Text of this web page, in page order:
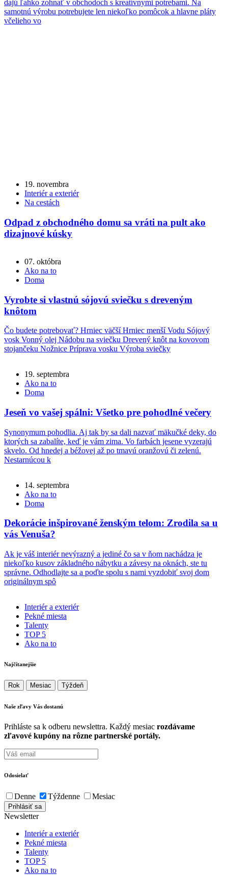
dajú ľahko zohnať v obchodoch s kreatívnymi potrebami. Na
samotnú výrobu potrebujete len niekoľko pomôcok a hlavne pláty
včelieho vo
19. novembra
Interiér a exteriér
Na cestách
Odpad z obchodného domu sa vráti na pult ako
dizajnové kúsky
07. októbra
Ako na to
Doma
Vyrobte si vlastnú sójovú sviečku s dreveným
knôtom
Čo budete potrebovať? Hrniec väčší Hrniec menší Vodu Sójový
vosk Vonný olej Nádobu na sviečku Drevený knôt na kovovom
stojančeku Nožnice Príprava vosku Výroba sviečky
19. septembra
Ako na to
Doma
Jeseň vo vašej spálni: Všetko pre pohodlné večery
Synonymum pohodlia. Aj tak by sa dali nazvať mäkučké deky, do
ktorých sa zabalíte, keď je vám zima. Vo farbách jesene vyzerajú
skvelo. Od hnedej a béžovej až po tmavú oranžovú či zelenú.
Nestarnúcou k
14. septembra
Ako na to
Doma
Dekorácie inšpirované ženským telom: Zrodila sa u
vás Venuša?
Ak je váš interiér nevýrazný a jediné čo sa v ňom nachádza je
niekoľko kusov základného nábytku a závesy na oknách, ste tu
správne. Odhodlajte sa a poďte spolu s nami vyzdobiť svoj dom
originálnym spô
Interiér a exteriér
Pekné miesta
Talenty
TOP 5
Ako na to
Najčítanejšie
Rok Mesiac Týždeň
Naše zľavy Vás dostanú
Prihláste sa k odberu newslettra. Každý mesiac rozdávame
zľavové kupóny na rôzne partnerské portály.
Odosielať
Denne Týždenne Mesiac
Newsletter
Interiér a exteriér
Pekné miesta
Talenty
TOP 5
Ako na to